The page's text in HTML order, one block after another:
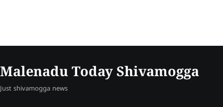
Malenadu Today Shivamogga
Just shivamogga news